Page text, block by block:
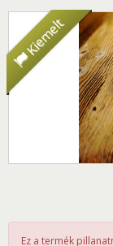
Kiemelt
Ez a termék